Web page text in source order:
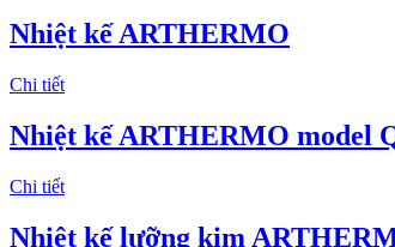
Nhiệt kế ARTHERMO
Chi tiết
Nhiệt kế ARTHERMO model
Chi tiết
Nhiệt kế lưỡng kim